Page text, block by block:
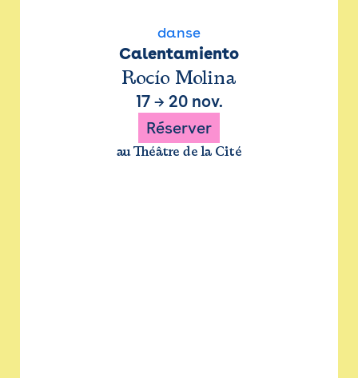
danse
Calentamiento
Rocío Molina
17→ 20 nov.
Réserver
au Théâtre de la Cité